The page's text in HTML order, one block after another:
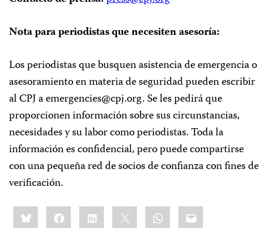
Nota para periodistas que necesiten asesoría:
Los periodistas que busquen asistencia de emergencia o
asesoramiento en materia de seguridad pueden escribir
al CPJ aemergencies@cpj.org. Se les pedirá que
proporcionen información sobre sus circunstancias,
necesidades y su labor como periodistas. Toda la
información es confidencial, pero puede compartirse
con una pequeña red de socios de confianza con fines de
verificación.
Share
this:BlueskyFacebookLinkedIn WhatsApp
Email